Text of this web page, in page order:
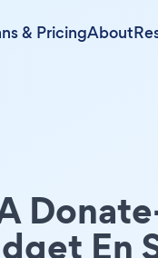
& PricingAbout
En